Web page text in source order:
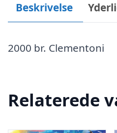
Beskrivelse
2000 br. Clementoni
Relaterede